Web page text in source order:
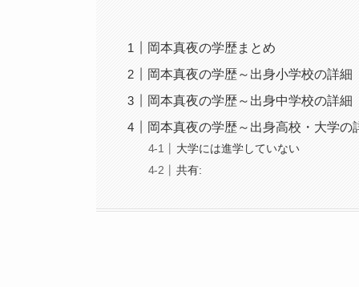
岡本真夜の学歴まとめ
岡本真夜の学歴～出身小学校の詳細
岡本真夜の学歴～出身中学校の詳細
岡本真夜の学歴～出身高校・大学の
大学には進学していない
共有: